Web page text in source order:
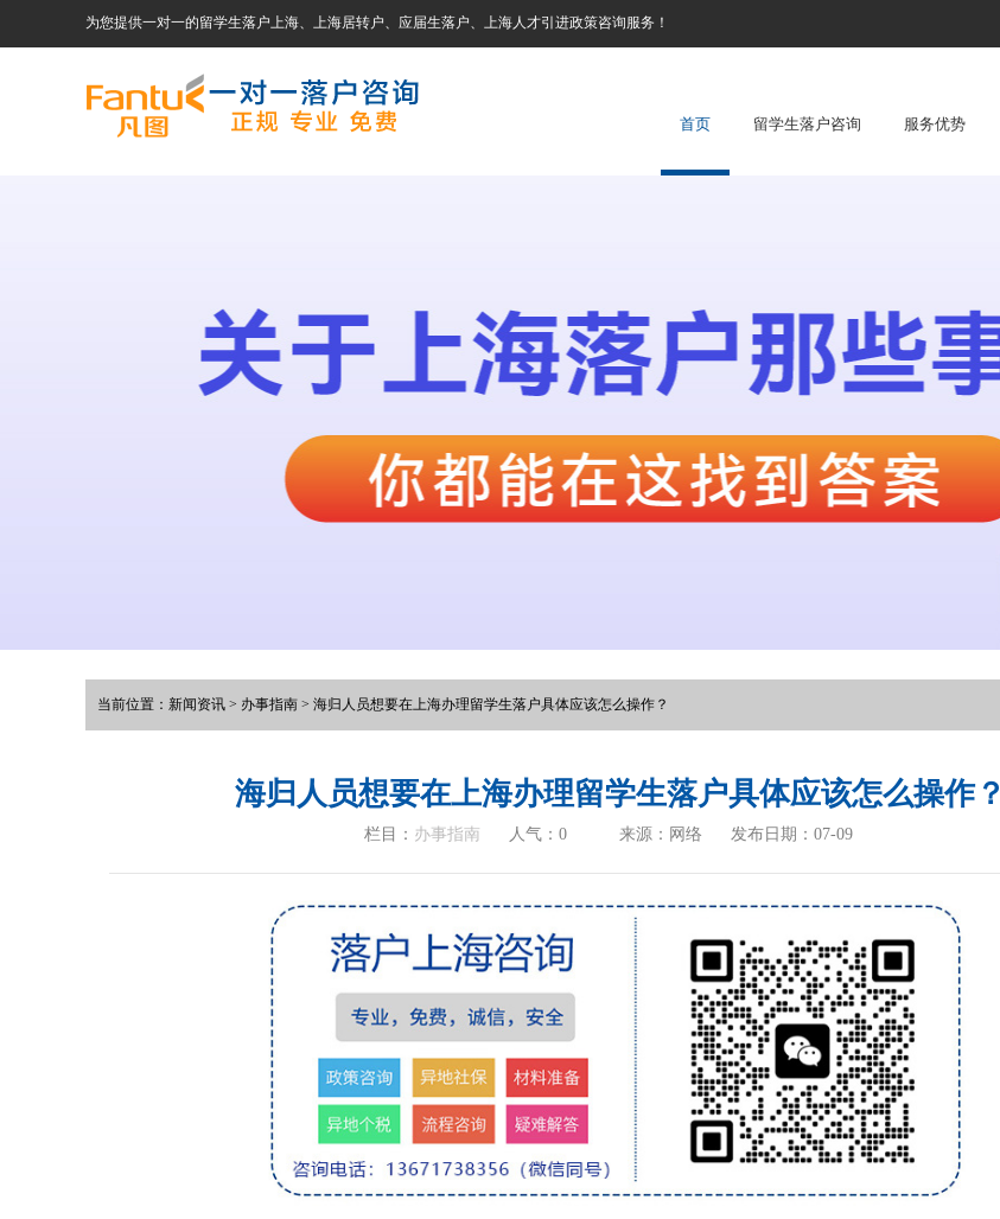
为您提供一对一的留学生落户上海、上海居转户、应届生落户、上海人才引进政策咨询服务！
首页 留学生落户咨询 服务优势
当前位置： 新闻资讯 > 办事指南 > 海归人员想要在上海办理留学生落户具体应该怎么操作？
海归人员想要在上海办理留学生落户具体应该怎么操作？
栏目： 办事指南 人气： 0 来源：网络 发布日期：07-09